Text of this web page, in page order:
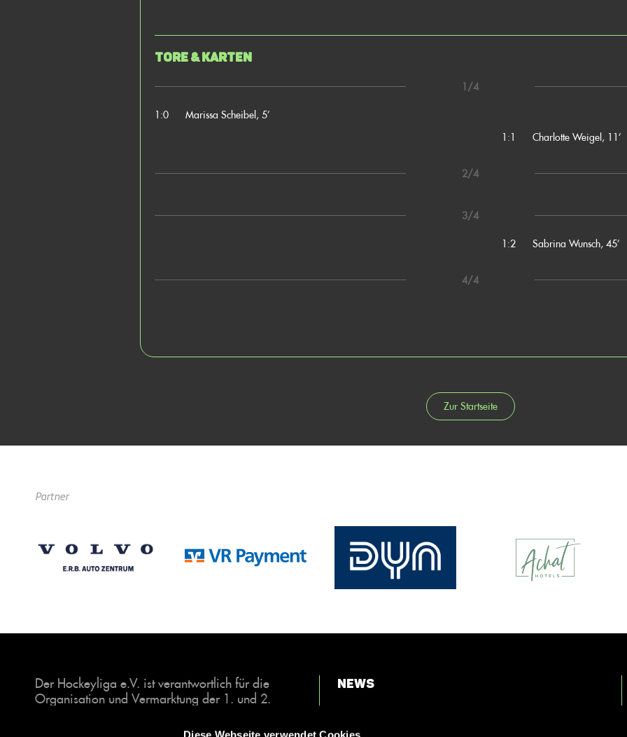
Diese Webseite verwendet Cookies
Tore & Karten
1/4
1:0
Marissa Scheibel, 5’
1:1
Charlotte Weigel, 11’
2/4
3/4
1:2 Sabrina Wunsch, 45’
4/4
Zur Startseite
Partner
Der Hockeyliga e.V. ist verantwortlich für die
Organisation und Vermarktung der 1. und 2.
Halle. Insgesamt sind über 60 Vereine unter dem
News